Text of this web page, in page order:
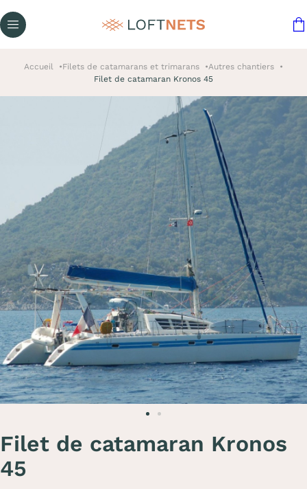
Accueil Filets de catamarans et trimarans
Autres chantiers
Filet de catamaran Kronos 45
Filet de catamaran Kronos
45